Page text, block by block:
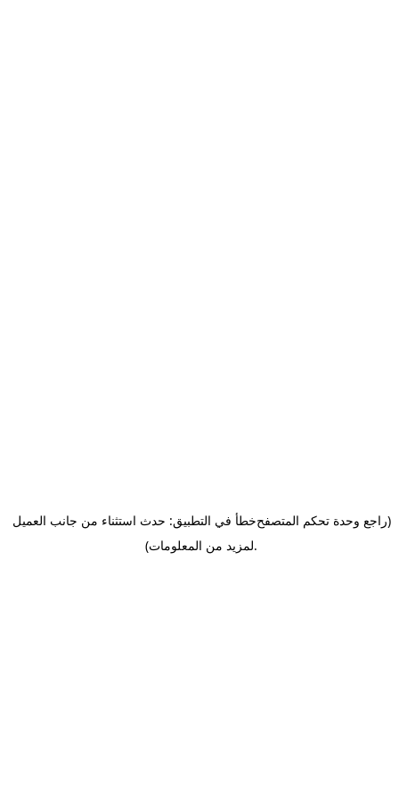
خطأ في التطبيق: حدث استثناء من جانب العميل(راجع وحدة تحكم المتصفح
لمزيد من المعلومات).